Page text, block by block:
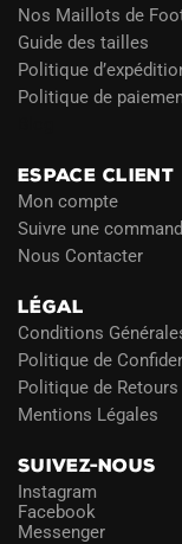
Nos Maillots de
Guide des tailles
Politique
Politique de
ESPACE CLIENT
Mon compte
Suivre une
Nous Contacter
LÉGAL
Conditions
Politique de
Politique de Retours
Mentions Légales
SUIVEZ-NOUS
Instagram
Facebook
Messenger